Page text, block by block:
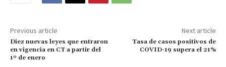
Previous article
Diez nuevas leyes que entraron
en vigencia en CT a partir del
1º de enero
Next article
Tasa de casos positivos de
COVID-19 supera el 21%